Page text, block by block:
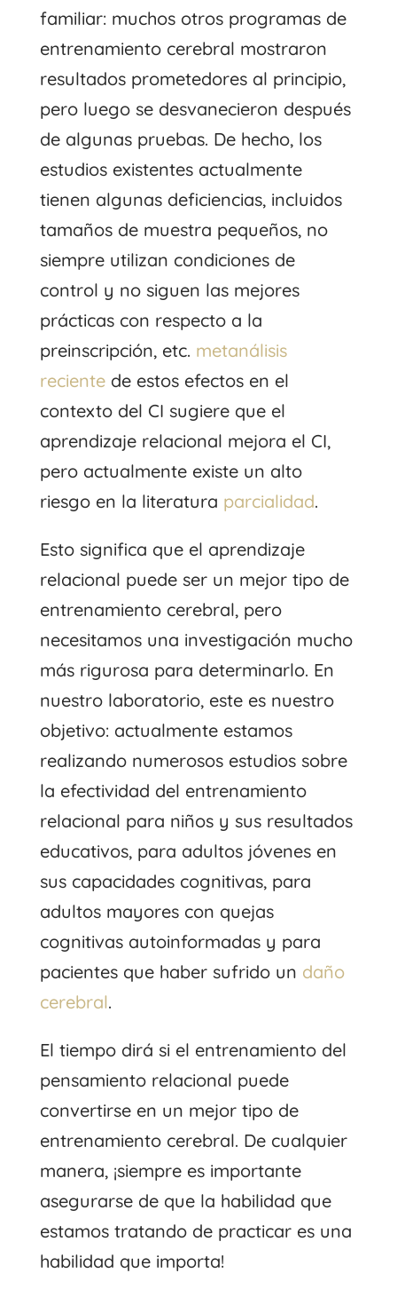
familiar: muchos otros programas de
entrenamiento cerebral mostraron
resultados prometedores al principio,
pero luego se desvanecieron después
de algunas pruebas. De hecho, los
estudios existentes actualmente
tienen algunas deficiencias, incluidos
tamaños de muestra pequeños, no
siempre utilizan condiciones de
control y no siguen las mejores
prácticas con respecto a la
preinscripción, etc. metanálisis
recientede estos efectos en el
contexto del CI sugiere que el
aprendizaje relacional mejora el CI,
pero actualmente existe un alto
riesgo en la literatura parcialidad.
Esto significa que el aprendizaje
relacional puede ser un mejor tipo de
entrenamiento cerebral, pero
necesitamos una investigación mucho
más rigurosa para determinarlo. En
nuestro laboratorio, este es nuestro
objetivo: actualmente estamos
realizando numerosos estudios sobre
la efectividad del entrenamiento
relacional para niños y sus resultados
educativos, para adultos jóvenes en
sus capacidades cognitivas, para
adultos mayores con quejas
cognitivas autoinformadas y para
pacientes que haber sufrido un daño
cerebral.
El tiempo dirá si el entrenamiento del
pensamiento relacional puede
convertirse en un mejor tipo de
entrenamiento cerebral. De cualquier
manera, ¡siempre es importante
asegurarse de que la habilidad que
estamos tratando de practicar es una
habilidad que importa!